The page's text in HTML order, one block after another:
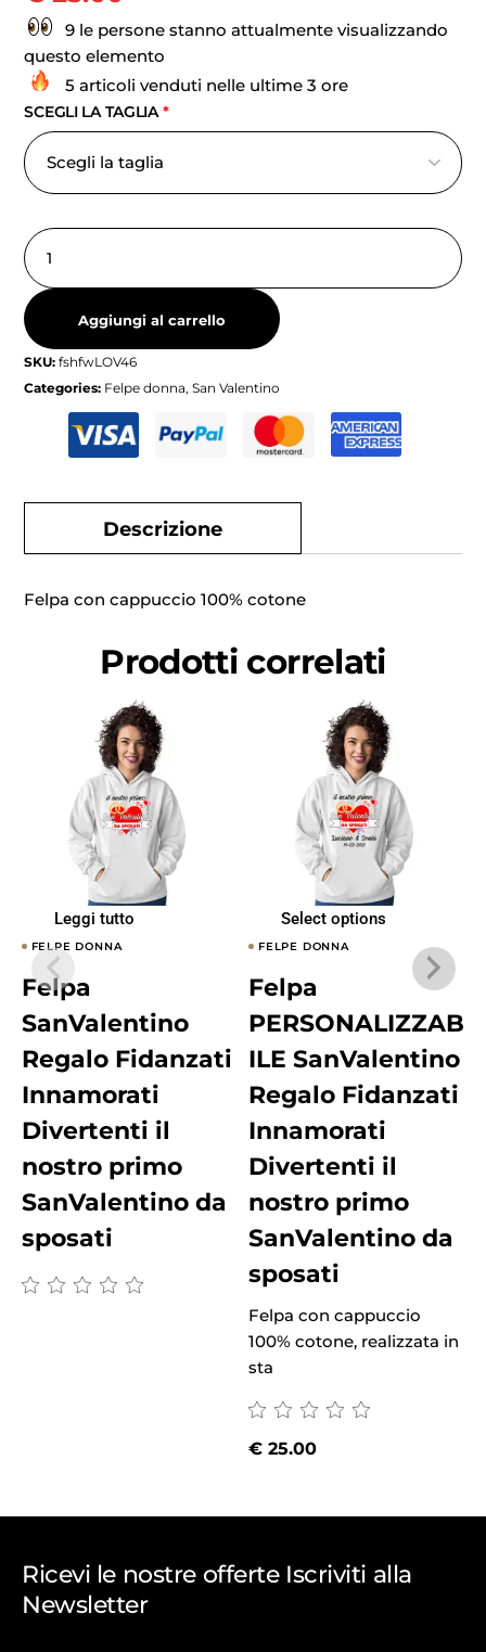
9 le persone stanno attualmente visualizzando
questo elemento
5 articoli venduti nelle ultime 3 ore
SCEGLI LA TAGLIA*
Aggiungi al carrello
SKU:fshfwLOV46
Categories: Felpe donna,San Valentino
Descrizione
Felpa con cappuccio 100% cotone
Prodotti correlati
Leggi tutto
FELPE DONNA
Felpa
SanValentino
Regalo Fidanzati
Innamorati
Divertenti il
nostro primo
SanValentino da
sposati
Select options
FELPE DONNA
Felpa
PERSONALIZZAB
ILE SanValentino
Regalo Fidanzati
Innamorati
Divertenti il
nostro primo
SanValentino da
sposati
Felpa con cappuccio
100% cotone, realizzata in
sta
€ 25.00
Ricevi le nostre offerte Iscriviti alla
Newsletter